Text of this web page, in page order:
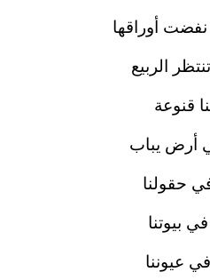
نفضت أوراقها
الربيع
قنوعة
أرض يباب
حقولنا
بيوتنا
عيوننا